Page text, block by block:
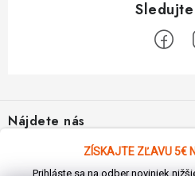
pNájdete nás
Informácie pre vás
ZÍSKAJTE ZĽAVU 5€
Prihláste sa na odber noviniek